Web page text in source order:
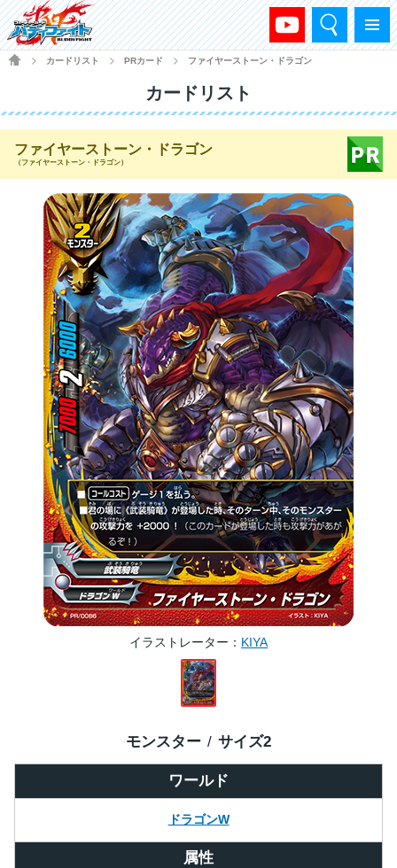
メニュー
検索
HOME
カードリスト PRカード ファイヤーストーン・ドラゴン
カードリスト
ファイヤーストーン・ドラゴン
（ファイヤーストーン・ドラゴン）
イラストレーター KIYA
ワールド
ドラゴンW
モンスター サイズ2
属性